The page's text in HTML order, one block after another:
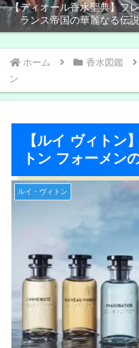
【ディオール香水聖典】フ
ランス帝国の華麗なる伝説
ホーム 香水図鑑
ン
【ルイ ヴィトン
トン フォーメン
ルイ・ヴィトン